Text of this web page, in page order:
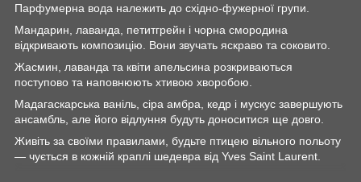
Парфумерна вода належить до східно-фужерної групи.
Мандарин, лаванда, петитгрейн і чорна смородина
відкривають композицію. Вони звучать яскраво та соковито.
Жасмин, лаванда та квіти апельсина розкриваються
поступово та наповнюють хтивою хворобою.
Мадагаскарська ваніль, сіра амбра, кедр і мускус завершують
ансамбль, але його відлуння будуть доноситися ще довго.
Живіть за своїми правилами, будьте птицею вільного польоту
— чується в кожній краплі шедевра від Yves Saint Laurent.